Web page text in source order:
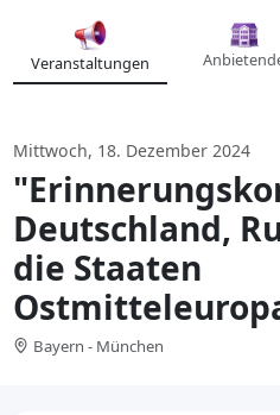
Veranstaltungen
Mittwoch, 18. Dezember 2024
Deutschland,
die Staaten
Bayern - München